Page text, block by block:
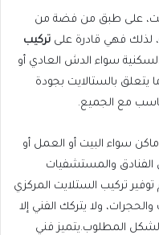
على طبق من فضة من
لذلك فهي قادرة على تركيب
سواء الدش العادي أو
يتعلق بالستالايت بجودة
مع الجميع.
سواء البيت أو العمل أو
الفنادق والمستشفيات
توفير تركيب الستلايت المركزي
ولا يتركك الفني إلا
المطلوب.يتميز فني